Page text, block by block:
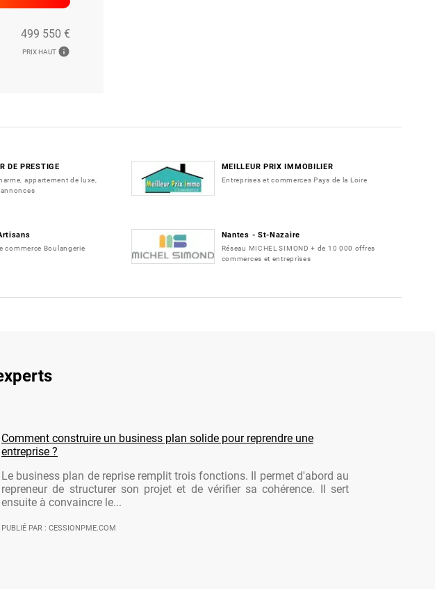
499 550 €
PRIX HAUT info
DE PRESTIGE
appartement de luxe,
MEILLEUR PRIX IMMOBILIER
Entreprises et commerces Pays de la Loire
commerce Boulangerie
Nantes - St-Nazaire
Réseau MICHEL SIMOND + de 10 000 offres
commerces et entreprises
Comment construire un business plan solide pour reprendre une
entreprise ?
Le business plan de reprise remplit trois fonctions. Il permet d'abord au
repreneur de structurer son projet et de vérifier sa cohérence. Il sert
ensuite à convaincre le...
PUBLIÉ PAR : CESSIONPME.COM